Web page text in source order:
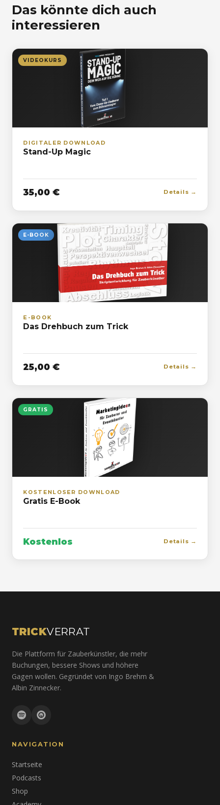
Das könnte dich auch
interessieren
VIDEOKURS
DIGITALER DOWNLOAD
Stand-Up Magic
35,00 € Details →
E-BOOK
E-BOOK
Das Drehbuch zum Trick
25,00 € Details →
GRATIS
KOSTENLOSER DOWNLOAD
Gratis E-Book
Kostenlos Details →
TRICKVERRAT
Die Plattform für Zauberkünstler, die mehr
Buchungen, bessere Shows und höhere
Gagen wollen. Gegründet von Ingo Brehm &
Albin Zinnecker.
NAVIGATION
Startseite
Podcasts
Shop